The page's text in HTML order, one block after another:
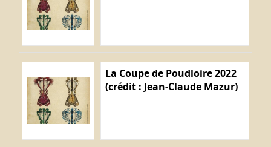
La Coupe de Poudloire 2022
(crédit : Jean-Claude Mazur)